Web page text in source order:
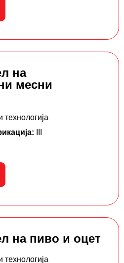
на
месни
технологија
на пиво и оцет
технологија